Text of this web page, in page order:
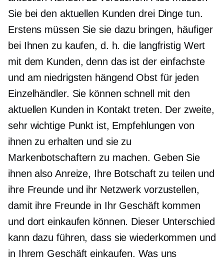
Sie bei den aktuellen Kunden drei Dinge tun.
Erstens müssen Sie sie dazu bringen, häufiger
bei Ihnen zu kaufen, d. h. die langfristig Wert
mit dem Kunden, denn das ist der einfachste
und am niedrigsten hängend Obst für jeden
Einzelhändler. Sie können schnell mit den
aktuellen Kunden in Kontakt treten. Der zweite,
sehr wichtige Punkt ist, Empfehlungen von
ihnen zu erhalten und sie zu
Markenbotschaftern zu machen. Geben Sie
ihnen also Anreize, Ihre Botschaft zu teilen und
ihre Freunde und ihr Netzwerk vorzustellen,
damit ihre Freunde in Ihr Geschäft kommen
und dort einkaufen können. Dieser Unterschied
kann dazu führen, dass sie wiederkommen und
in Ihrem Geschäft einkaufen. Was uns